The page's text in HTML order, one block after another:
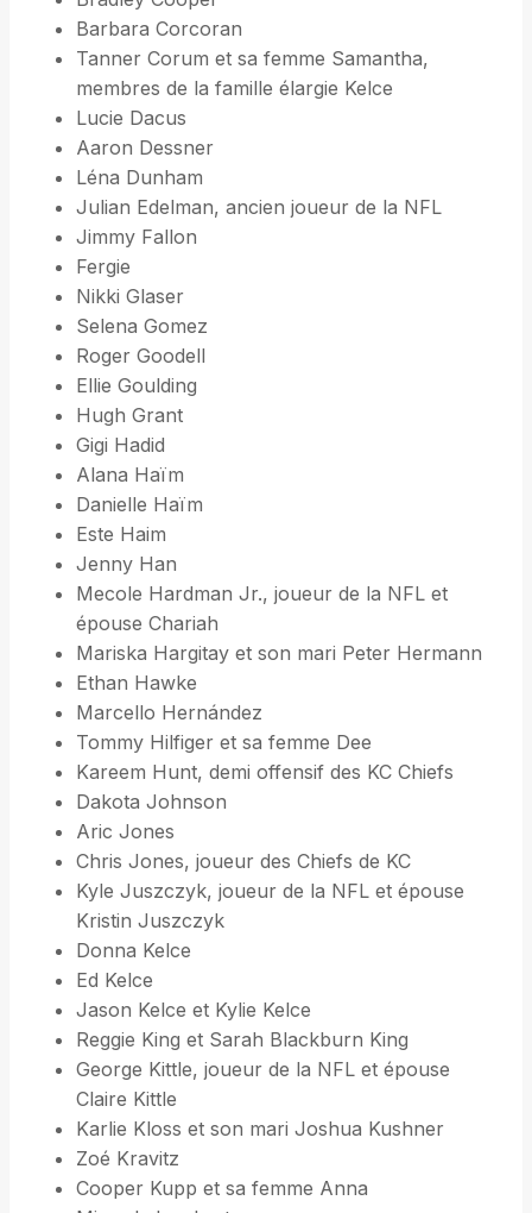
Barbara Corcoran
Tanner Corum et sa femme Samantha,
membres de la famille élargie Kelce
Lucie Dacus
Aaron Dessner
Léna Dunham
Julian Edelman, ancien joueur de la NFL
Jimmy Fallon
Fergie
Nikki Glaser
Selena Gomez
Roger Goodell
Ellie Goulding
Hugh Grant
Gigi Hadid
Alana Haïm
Danielle Haïm
Este Haim
Jenny Han
Mecole Hardman Jr., joueur de la NFL et
épouse Chariah
Mariska Hargitay et son mari Peter Hermann
Ethan Hawke
Marcello Hernández
Tommy Hilfiger et sa femme Dee
Kareem Hunt, demi offensif des KC Chiefs
Dakota Johnson
Aric Jones
Chris Jones, joueur des Chiefs de KC
Kyle Juszczyk, joueur de la NFL et épouse
Kristin Juszczyk
Donna Kelce
Ed Kelce
Jason Kelce et Kylie Kelce
Reggie King et Sarah Blackburn King
George Kittle, joueur de la NFL et épouse
Claire Kittle
Karlie Kloss et son mari Joshua Kushner
Zoé Kravitz
Cooper Kupp et sa femme Anna